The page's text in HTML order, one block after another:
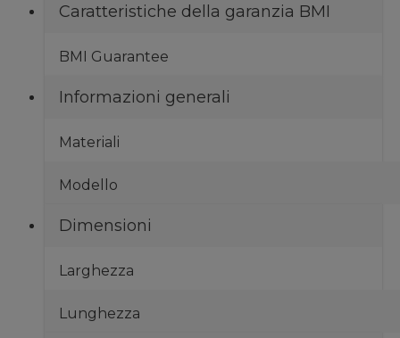
Caratteristiche della garanzia BMI
BMI Guarantee
Informazioni generali
Materiali
Modello
Dimensioni
Larghezza
Lunghezza